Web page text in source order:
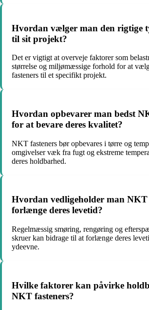
Hvordan vælger man den rigtige
til sit projekt?
Det er vigtigt at overveje faktorer som
størrelse og miljømæssige forhold for at
fasteners til et specifikt projekt.
Hvordan opbevarer man bedst
for at bevare deres kvalitet?
NKT fasteners bør opbevares i tørre og
omgivelser væk fra fugt og ekstreme
deres holdbarhed.
Hvordan vedligeholder man
forlænge deres levetid?
Regelmæssig smøring, rengøring og
skruer kan bidrage til at forlænge deres
ydeevne.
Hvilke faktorer kan påvirke
NKT fasteners?